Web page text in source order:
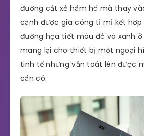
đường cắt xẻ hầm hố mà thay
cạnh được gia công tỉ mỉ kết
đường họa tiết màu đỏ và xanh
mang lại cho thiết bị một ngoại
tinh tế nhưng vẫn toát lên được
cần có.